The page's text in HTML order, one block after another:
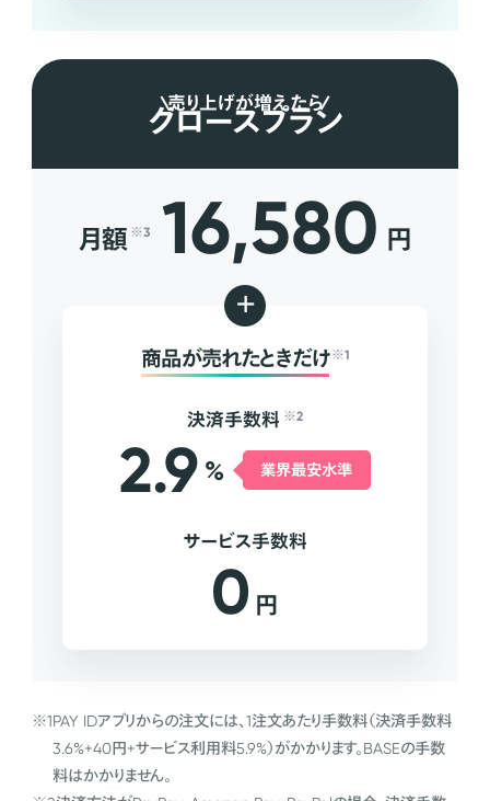
売り上げが増えたら
グロースプラン
月額 ※3 16,580 円
+
商品が売れたときだけ ※1
決済手数料 ※2
2.9 % 業界最安水準
サービス手数料
0 円
※1PAY IDアプリからの注文には、1注文あたり手数料（決済手数料
3.6%+40円+サービス利用料5.9%）がかかります。BASEの手数
料はかかりません。